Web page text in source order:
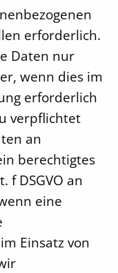
erforderlich.
Daten nur
wenn dies im
erforderlich
verpflichtet
an
berechtigtes
f DSGVO an
eine
Einsatz von